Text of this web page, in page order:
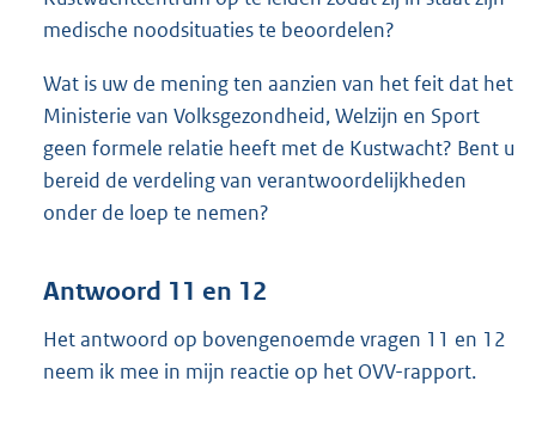
medische noodsituaties te beoordelen?
Wat is uw de mening ten aanzien van het feit dat het
Ministerie van Volksgezondheid, Welzijn en Sport
geen formele relatie heeft met de Kustwacht? Bent u
bereid de verdeling van verantwoordelijkheden
onder de loep te nemen?
Antwoord 11 en 12
Het antwoord op bovengenoemde vragen 11 en 12
neem ik mee in mijn reactie op het OVV-rapport.